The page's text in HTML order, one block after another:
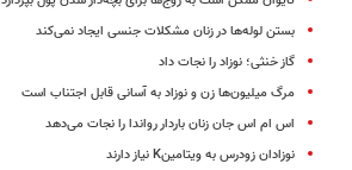
بستن لوله‌ها در زنان مشکلات جنسی ایجاد نمی‌کند
گاز خنثی؛ نوزاد را نجات داد
مرگ میلیون‌ها زن و نوزاد به آسانی قابل اجتناب است
اس ام اس جان زنان باردار رواندا را نجات می‌دهد
نوزادان زودرس به ویتامینK نیاز دارند